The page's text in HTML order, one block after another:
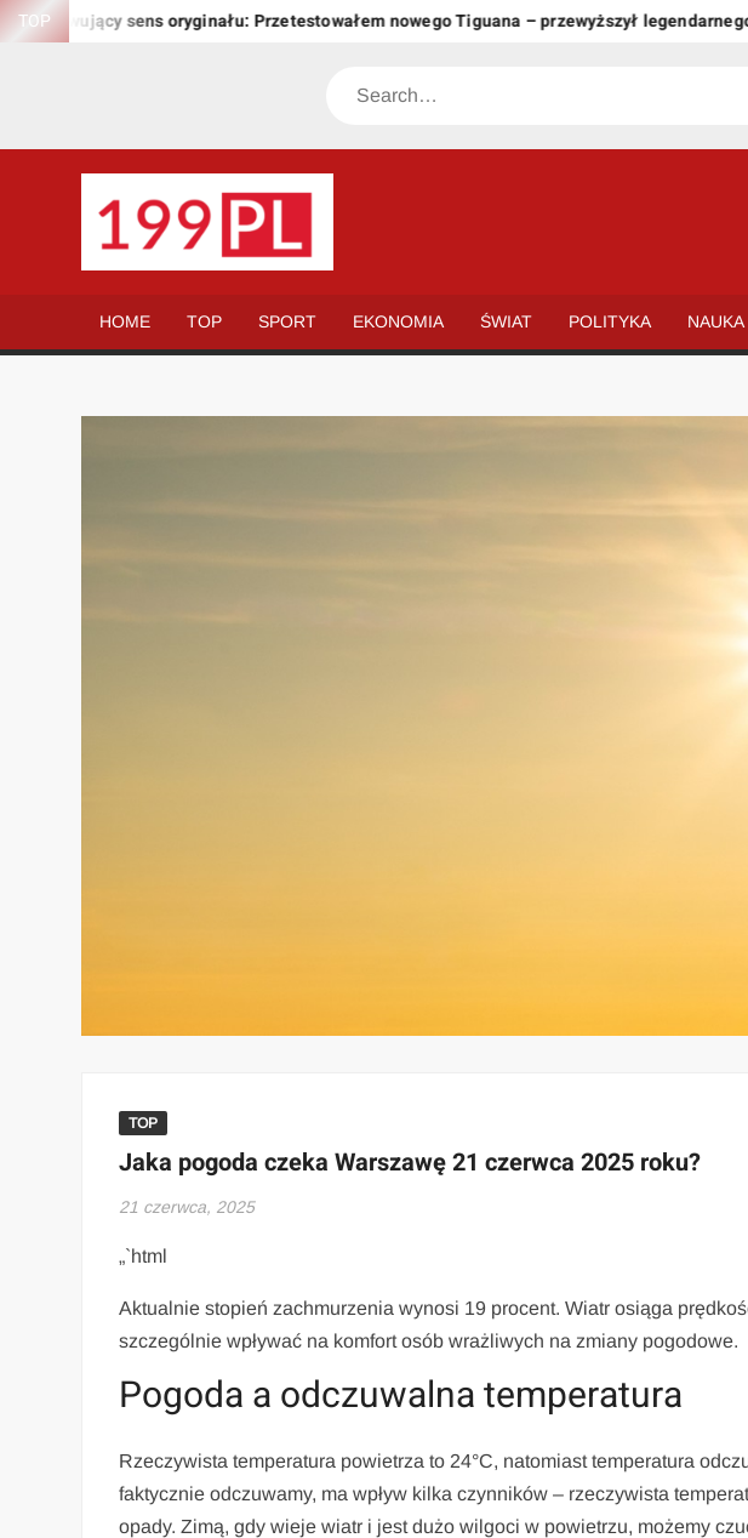
Skip
TOP sens oryginału: Przetestowałem nowego Tiguana – przewyższył legendarnego
Search
świat
HOME TOP SPORT EKONOMIA ŚWIAT POLITYKA NAUKA
TOP
Jaka pogoda czeka Warszawę 21 czerwca 2025 roku?
21 czerwca, 2025
„`html
Aktualnie stopień zachmurzenia wynosi 19 procent. Wiatr osiąga
szczególnie wpływać na komfort osób wrażliwych na zmiany pogodowe.
Pogoda a odczuwalna temperatura
Rzeczywista temperatura powietrza to 24°C, natomiast temperatura
faktycznie odczuwamy, ma wpływ kilka czynników – rzeczywista
opady. Zimą, gdy wieje wiatr i jest dużo wilgoci w powietrzu, możemy